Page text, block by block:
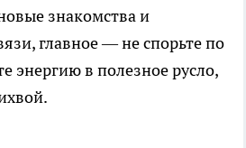
знакомства и
главное — не спорьте по
энергию в полезное русло,